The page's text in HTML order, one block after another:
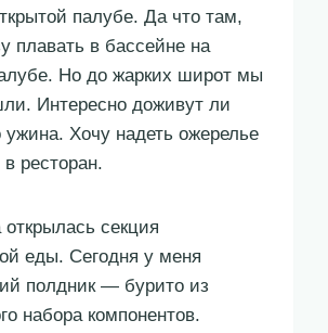
палубе. Да что там,
плавать в бассейне на
Но до жарких широт мы
Интересно доживут ли
Хочу надеть ожерелье
ресторан.
секция
еды. Сегодня у меня
полдник — бурито из
набора компонентов.